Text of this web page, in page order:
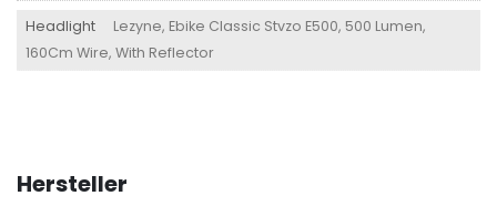
Headlight
Lezyne, Ebike Classic Stvzo E500, 500 Lumen,
160Cm Wire, With Reflector
Hersteller